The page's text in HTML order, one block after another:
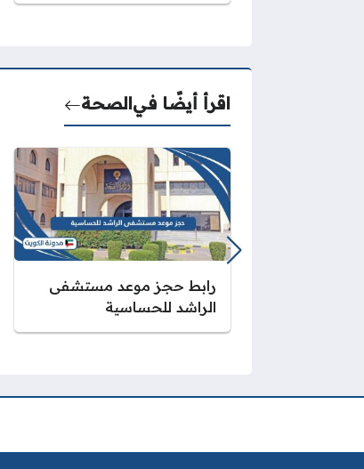
اقرأ أيضًا فيالصحة
رابط حجز موعد مستشفى
الراشد للحساسية